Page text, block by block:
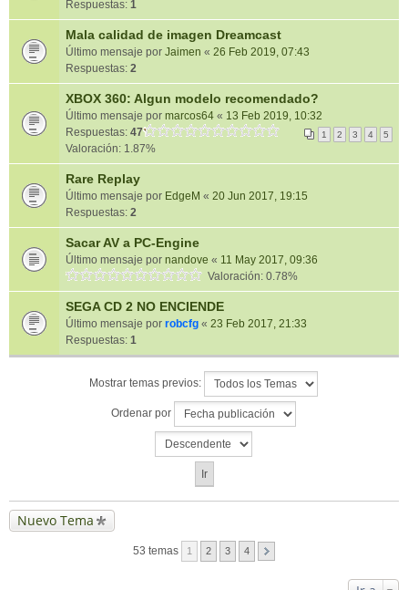
Respuestas: 1
Mala calidad de imagen Dreamcast
Último mensaje por Jaimen « 26 Feb 2019, 07:43
Respuestas: 2
XBOX 360: Algun modelo recomendado?
Último mensaje por marcos64 « 13 Feb 2019, 10:32
Respuestas: 47 1 2 3 4 5
Valoración: 1.87%
Rare Replay
Último mensaje por EdgeM « 20 Jun 2017, 19:15
Respuestas: 2
Sacar AV a PC-Engine
Último mensaje por nandove « 11 May 2017, 09:36
Valoración: 0.78%
SEGA CD 2 NO ENCIENDE
Último mensaje por robcfg « 23 Feb 2017, 21:33
Respuestas: 1
Mostrar temas previos:
Ordenar por
Nuevo Tema
53 temas 1 2 3 4